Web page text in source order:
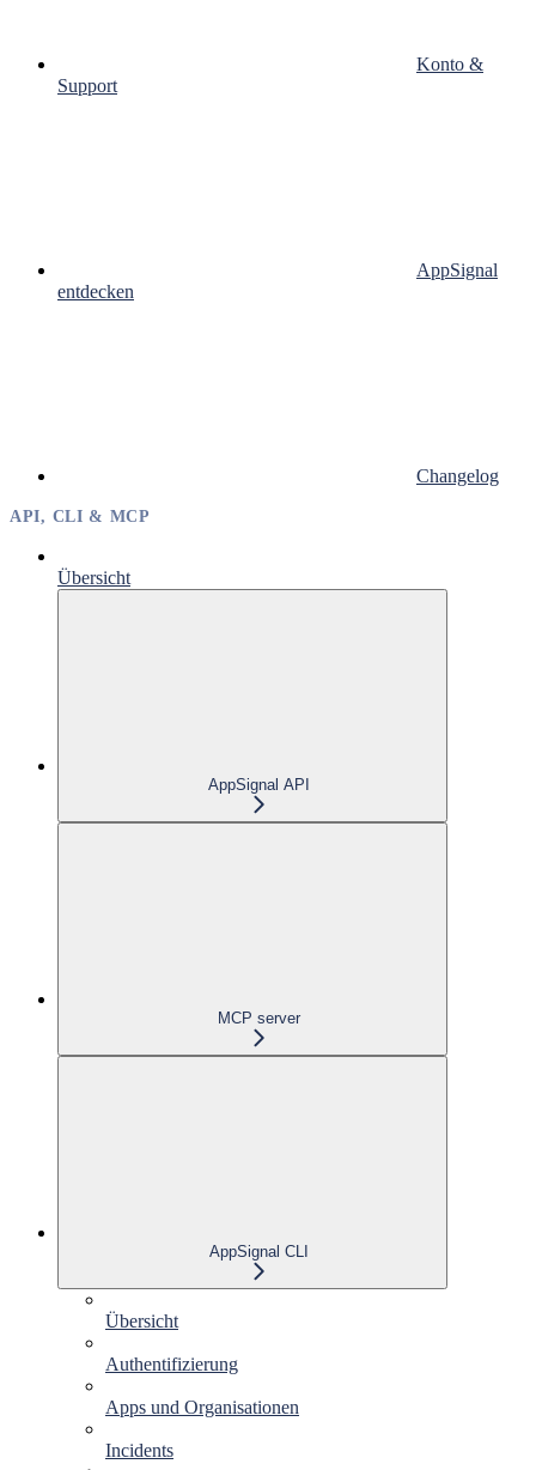
Konto &
Support
AppSignal
entdecken
Changelog
API, CLI & MCP
Übersicht
AppSignal API
MCP server
AppSignal CLI
Übersicht
Authentifizierung
Apps und Organisationen
Incidents